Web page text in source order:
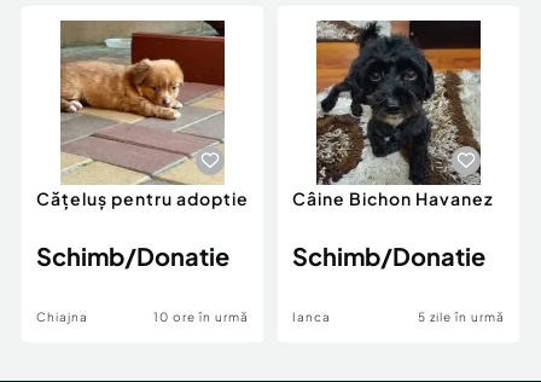
Servicii
Animale de companie
Afaceri și echipamente profesionale
Inchiriere Bunuri si Vehicule
Utilaje agricole si industriale
Piese auto si accesorii
Dacia Duster
Cățeluș pentru adoptie
Schimb/Donatie
Chiajna 10 ore în urmă
Câine Bichon Havanez
Schimb/Donatie
Ianca 5 zile în urmă